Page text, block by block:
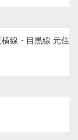
線・目黒線 元住